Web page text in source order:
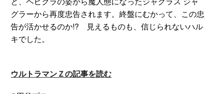
グラーから再度忠告されます。終盤にむかって、この忠
告が活かせるのか!? 見えるものも、信じられないハル
キでした。
ウルトラマンＺの記事を読む